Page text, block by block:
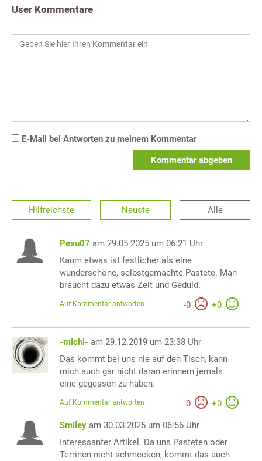
User Kommentare
E-Mail bei Antworten zu meinem Kommentar
Kommentar abgeben
Hilfreichste Neuste Alle
Pesu07 am 29.05.2025 um 06:21 Uhr
Kaum etwas ist festlicher als eine
wunderschöne, selbstgemachte Pastete. Man
braucht dazu etwas Zeit und Geduld.
-0 +0
Auf Kommentar antworten
-michi- am 29.12.2019 um 23:38 Uhr
Das kommt bei uns nie auf den Tisch, kann
mich auch gar nicht daran erinnern jemals
eine gegessen zu haben.
-0 +0
Auf Kommentar antworten
Smiley am 30.03.2025 um 06:56 Uhr
Interessanter Artikel. Da uns Pasteten oder
Terrinen nicht schmecken, kommt das auch